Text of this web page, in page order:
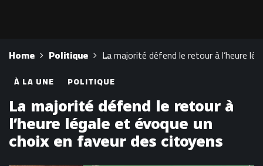
Home Politique La majorité défend le retour à l’heure
À LA UNE POLITIQUE
La majorité défend le retour à
l’heure légale et évoque un
choix en faveur des citoyens